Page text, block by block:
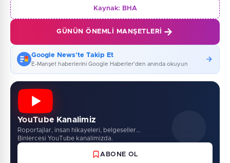
Kaynak: BHA
GÜNÜN ÖNEMLI MANŞETLERI
Google News'te Takip Et
E-Manşet haberlerini Google Haberler'den anında okuyun
YouTube Kanalimiz
Roportajlar, insan hikayeleri, belgeseller...
Binlercesi YouTube kanalimizda.
ABONE OL